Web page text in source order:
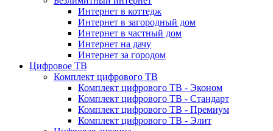
Интернет в коттедж
Интернет в загородный дом
Интернет в частный дом
Интернет на дачу
Интернет за городом
Цифровое ТВ
Комплект цифрового ТВ
Комплект цифрового ТВ - Эконом
Комплект цифрового ТВ - Стандарт
Комплект цифрового ТВ - Премиум
Комплект цифрового ТВ - Элит